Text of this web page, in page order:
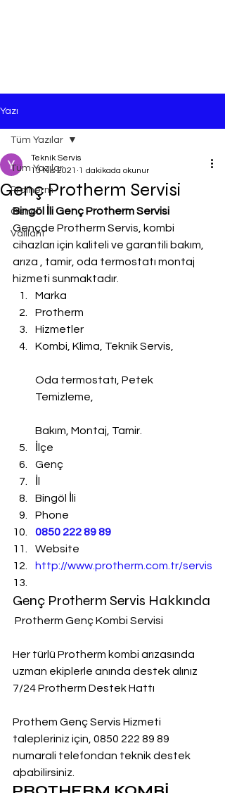
Yazı
Tüm Yazılar
Protherm
Genel
Vaillant
Tüm Yazılar
Genç Protherm Servisi
Teknik Servis
13 Nis 2021 1 dakikada okunur
Bingöl İli Genç Protherm Servisi
Gençde Protherm Servis, kombi
cihazları için kaliteli ve garantili bakım,
arıza , tamir, oda termostatı montaj
hizmeti sunmaktadır.
Marka
Protherm
Hizmetler
Kombi, Klima, Teknik Servis,
Oda termostatı, Petek
Temizleme,
Bakım, Montaj, Tamir.
İlçe
Genç
Bingöl İli
Phone
0850 222 89 89
Website
http://www.protherm.com.tr/servis
Genç Protherm Servis Hakkında
Protherm Genç Kombi Servisi
Her türlü Protherm kombi arızasında
uzman ekiplerle anında destek alınız
7/24 Protherm Destek Hattı
Prothem Genç Servis Hizmeti
talepleriniz için, 0850 222 89 89
numarali telefondan teknik destek
aþabilirsiniz.